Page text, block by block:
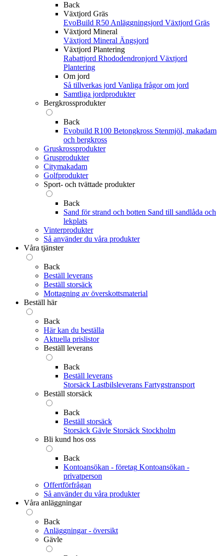
Back
Växtjord Gräs
EvoBuild R50 Anläggningsjord Växtjord Gräs
Växtjord Mineral
Växtjord Mineral Ängsjord
Växtjord Plantering
Rabattjord Rhododendronjord Växtjord
Plantering
Om jord
Så tillverkas jord Vanliga frågor om jord
Samtliga jordprodukter
Bergkrossprodukter
Back
Evobuild R100 Betongkross Stenmjöl, makadam
och bergkross
Gruskrossprodukter
Grusprodukter
Citymakadam
Golfprodukter
Sport- och tvättade produkter
Back
Sand för strand och botten Sand till sandlåda och
lekplats
Vinterprodukter
Så använder du våra produkter
Våra tjänster
Back
Beställ leverans
Beställ storsäck
Mottagning av överskottsmaterial
Beställ här
Back
Här kan du beställa
Aktuella prislistor
Beställ leverans
Back
Beställ leverans
Storsäck Lastbilsleverans Fartygstransport
Beställ storsäck
Back
Beställ storsäck
Storsäck Gävle Storsäck Stockholm
Bli kund hos oss
Back
Kontoansökan - företag Kontoansökan -
privatperson
Offertförfrågan
Så använder du våra produkter
Våra anläggningar
Back
Anläggningar - översikt
Gävle